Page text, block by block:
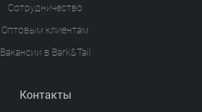
Сотрудничество
Оптовым клиентам
Вакансии в Bark&Tail
Контакты